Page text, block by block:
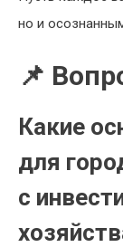
но и
📌
Какие
для
с